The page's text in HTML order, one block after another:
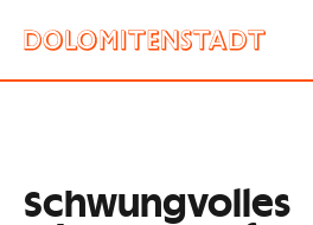
Schwungvolles